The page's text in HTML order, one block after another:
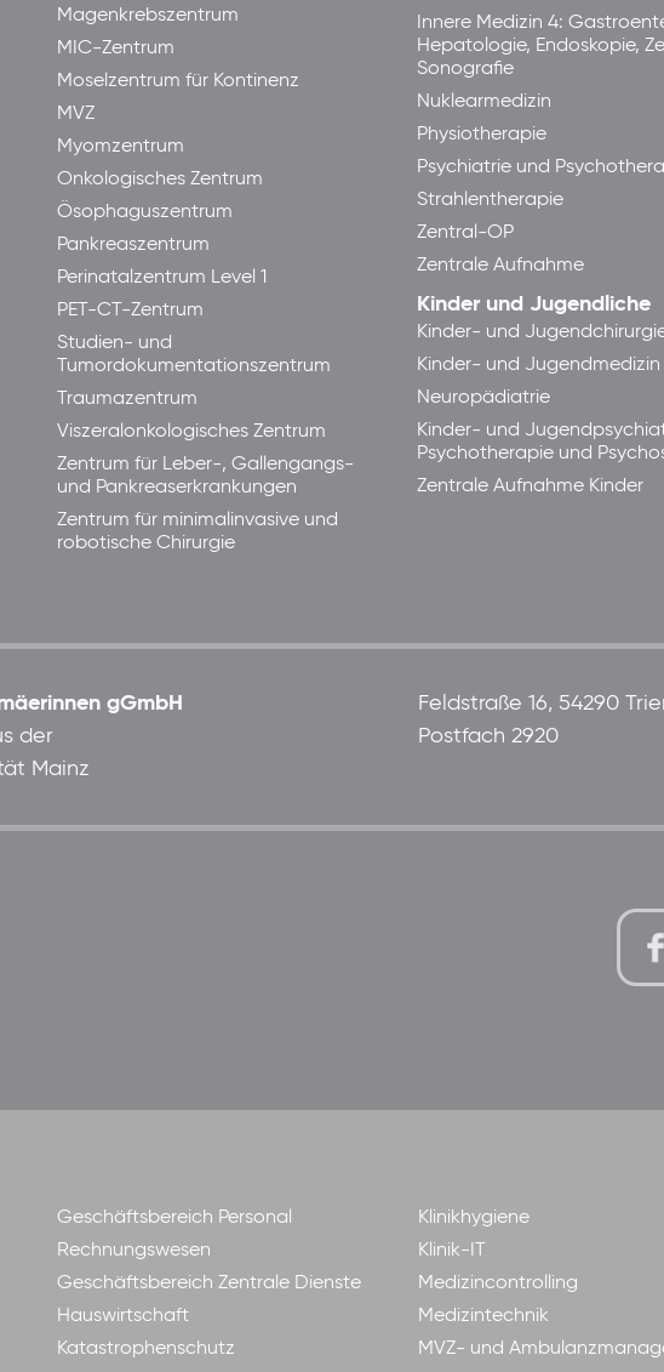
Magenkrebszentrum
MIC-Zentrum
Moselzentrum für Kontinenz
MVZ
Myomzentrum
Onkologisches Zentrum
Ösophaguszentrum
Pankreaszentrum
Perinatalzentrum Level 1
PET-CT-Zentrum
Studien- und
Tumordokumentationszentrum
Traumazentrum
Viszeralonkologisches Zentrum
Zentrum für Leber-, Gallengangs-
und Pankreaserkrankungen
Zentrum für minimalinvasive und
robotische Chirurgie
Innere Medizin 4:
Hepatologie, Endoskopie,
Sonografie
Nuklearmedizin
Physiotherapie
Psychiatrie und
Strahlentherapie
Zentral-OP
Zentrale Aufnahme
Kinder und Jugendliche
Kinder- und
Kinder- und Jugendmedizin
Neuropädiatrie
Kinder- und
Psychotherapie und
Zentrale Aufnahme Kinder
gGmbH
der
Mainz
Feldstraße 16, 54290
Postfach 2920
Geschäftsbereich Personal
Rechnungswesen
Geschäftsbereich Zentrale Dienste
Hauswirtschaft
Katastrophenschutz
Klinikhygiene
Klinik-IT
Medizincontrolling
Medizintechnik
MVZ- und